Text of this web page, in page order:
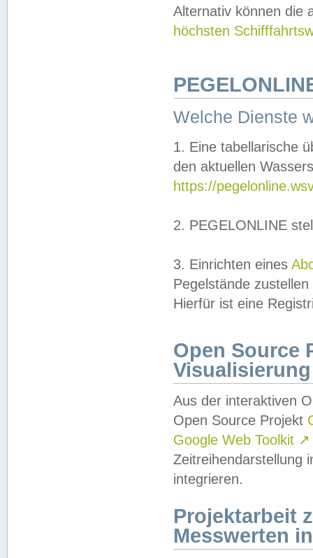
Alternativ können die
höchsten
Welche Dienste
1. Eine tabellarische
den aktuellen
https://
2. PEGELONLINE
3. Einrichten eines
Pegelstände
Hierfür ist eine
Open Source
Visualisierung
Aus der interaktiven
Open Source Projekt
Google Web Toolkit ↗
Zeitreihendarstellung
integrieren.
Projektarbeit
Messwerten